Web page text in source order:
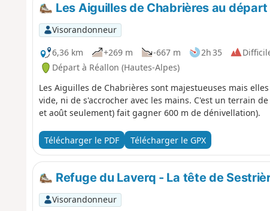
Les Aiguilles de Chabrières au
Visorandonneur
6,36 km
+269 m -667 m 2h 35
Départ à Réallon (Hautes-Alpes)
Les Aiguilles de Chabrières sont majestueuses mais
vide, ni de s'accrocher avec les mains. C'est un terrain
et août seulement) fait gagner 600 m de dénivellation).
Télécharger le PDF Télécharger le GPX
Refuge du Laverq - La tête de
Visorandonneur